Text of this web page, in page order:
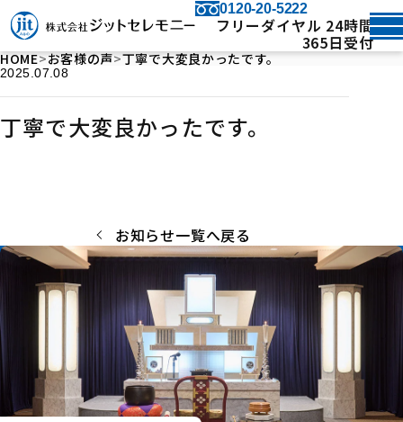
0120-20-5222
フリーダイヤル 24時間
365日受付
HOME お客様の声 丁寧で大変良かったです。
2025.07.08
丁寧で大変良かったです。
お知らせ一覧へ戻る